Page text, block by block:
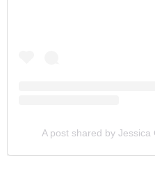
A post shared by Jessica